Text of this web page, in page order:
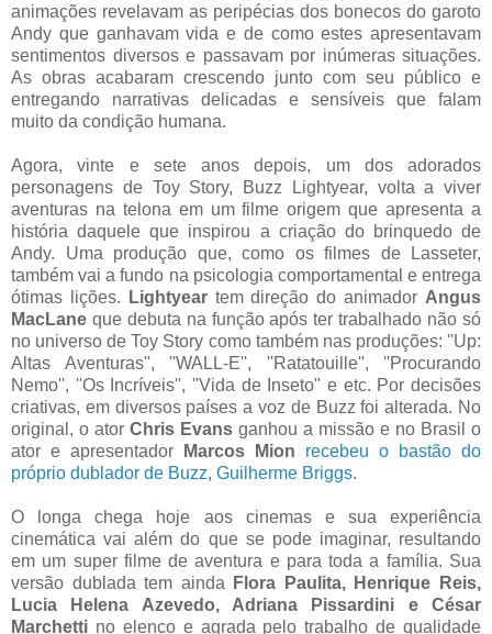
animações revelavam as peripécias dos bonecos do garoto
Andy que ganhavam vida e de como estes apresentavam
sentimentos diversos e passavam por inúmeras situações.
As obras acabaram crescendo junto com seu público e
entregando narrativas delicadas e sensíveis que falam
muito da condição humana.
Agora, vinte e sete anos depois, um dos adorados
personagens de Toy Story, Buzz Lightyear, volta a viver
aventuras na telona em um filme origem que apresenta a
história daquele que inspirou a criação do brinquedo de
Andy. Uma produção que, como os filmes de Lasseter,
também vai a fundo na psicologia comportamental e entrega
ótimas lições.
Lightyeartem direção do animador Angus
MacLane que debuta na função após ter trabalhado não só
no universo de Toy Story como também nas produções: ''Up:
Altas Aventuras'', ''WALL-E'', ''Ratatouille'', ''Procurando
Nemo'', ''Os Incríveis'', ''Vida de Inseto'' e etc. Por decisões
criativas, em diversos países a voz de Buzz foi alterada. No
original, o ator Chris Evans ganhou a missão e no Brasil o
ator e apresentador
Marcos Mion
recebeu o bastão do
próprio dublador de Buzz, Guilherme Briggs.
O longa chega hoje aos cinemas e sua experiência
cinemática vai além do que se pode imaginar, resultando
em um super filme de aventura e para toda a família. Sua
versão dublada tem ainda
Flora Paulita, Henrique Reis,
Lucia Helena Azevedo, Adriana Pissardini e César
Marchetti no elenco e agrada pelo trabalho de qualidade